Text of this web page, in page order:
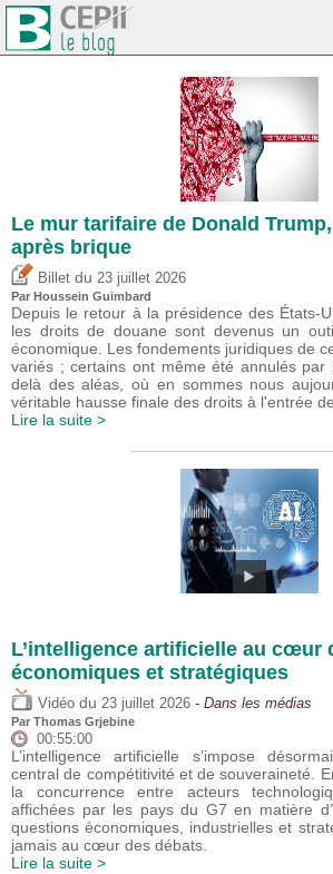
Le mur tarifaire de Donald
après brique
Billet du 23 juillet 2026
Par Houssein Guimbard
Depuis le retour à la présidence des États-
les droits de douane sont devenus un
économique. Les fondements juridiques de
variés ; certains ont même été annulés par
delà des aléas, où en sommes nous
véritable hausse finale des droits à l'entrée
Lire la suite >
L’intelligence artificielle au cœur
économiques et stratégiques
Vidéo du 23 juillet 2026 - Dans les médias
Par Thomas Grjebine
00:55:00
L’intelligence artificielle s’impose
central de compétitivité et de souveraineté.
la concurrence entre acteurs
affichées par les pays du G7 en matière
questions économiques, industrielles et
jamais au cœur des débats.
Lire la suite >